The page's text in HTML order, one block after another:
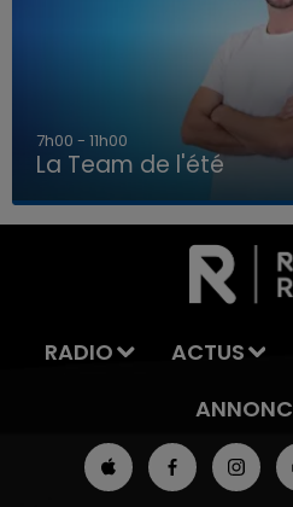
LA TEAM DE L'ÉTÉ
7h00 - 11h00
La Team de l'été
RADIO ACTUS